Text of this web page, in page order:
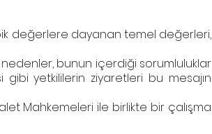
değerlere dayanan temel değerleri,
nedenler, bunun içerdiği sorumluluklar
yetkililerin ziyaretleri bu mesajın
Mahkemeleri ile birlikte bir çalışma